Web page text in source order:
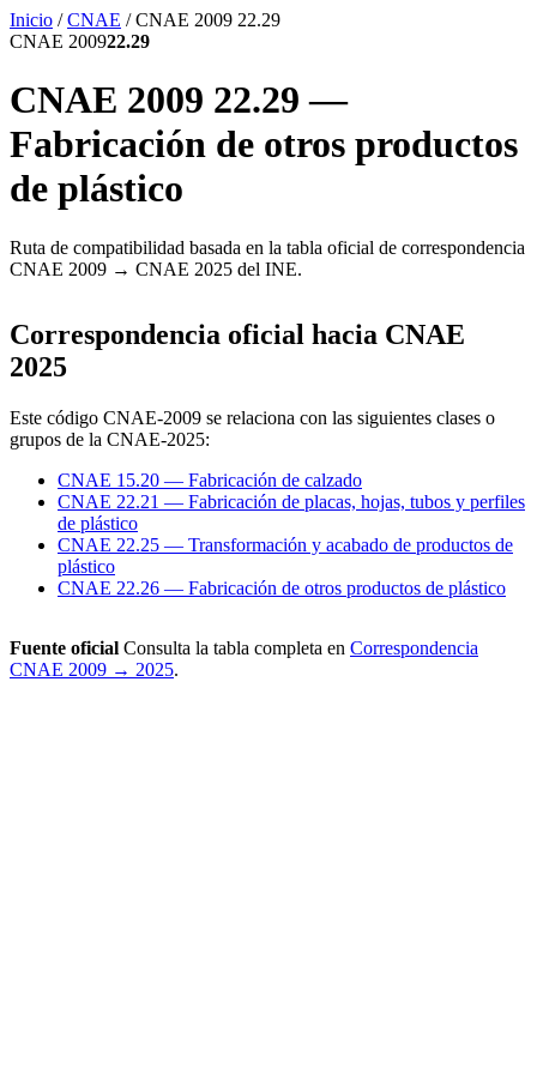
Inicio / CNAE / CNAE 2009 22.29
CNAE 200922.29
CNAE 2009 22.29 —
Fabricación de otros productos
de plástico
Ruta de compatibilidad basada en la tabla oficial de correspondencia
CNAE 2009 → CNAE 2025 del INE.
Correspondencia oficial hacia CNAE
2025
Este código CNAE-2009 se relaciona con las siguientes clases o
grupos de la CNAE-2025:
CNAE 15.20 — Fabricación de calzado
CNAE 22.21 — Fabricación de placas, hojas, tubos y perfiles
de plástico
CNAE 22.25 — Transformación y acabado de productos de
plástico
CNAE 22.26 — Fabricación de otros productos de plástico
Fuente oficial Consulta la tabla completa en Correspondencia
CNAE 2009 → 2025.